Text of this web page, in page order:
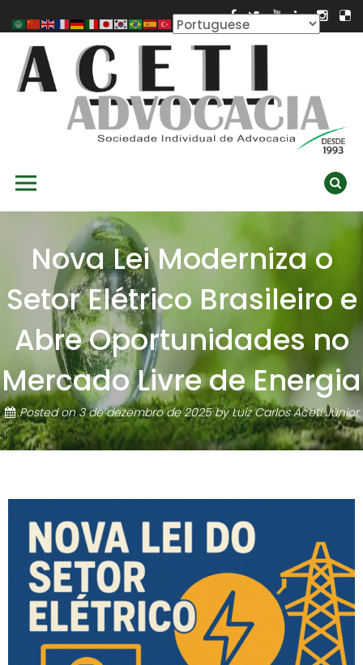
to
content
Nova Lei Moderniza o
Setor Elétrico Brasileiro e
Abre Oportunidades no
Mercado Livre de Energia
Posted on3 de dezembro de 2025byLuiz Carlos Aceti Júnior